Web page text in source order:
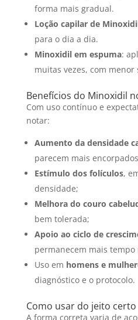
forma mais gradual.
Loção capilar de
para o dia a dia.
Minoxidil em espuma:
muitas vezes, com menor
Benefícios do Minoxidil
Com uso contínuo e
notar:
Aumento da densidade
parecem mais
Estímulo dos folículos,
densidade;
Melhora do couro
bem tolerada;
Apoio ao ciclo de
permanecem mais tempo
Uso em homens e
diagnóstico e o protocolo.
Como usar do jeito certo
A forma correta varia de